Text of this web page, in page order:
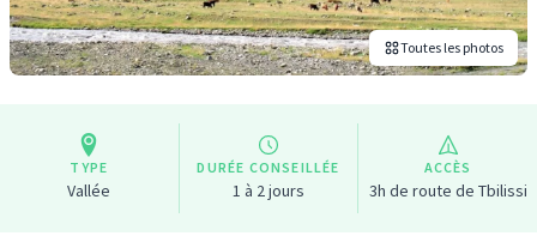
Toutes les photos
TYPE
Vallée
DURÉE CONSEILLÉE
1 à 2 jours
ACCÈS
3h de route de Tbilissi